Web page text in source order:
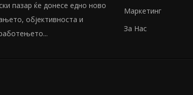
пазар ќе донесе едно ново
објективноста и
Маркетинг
За Нас